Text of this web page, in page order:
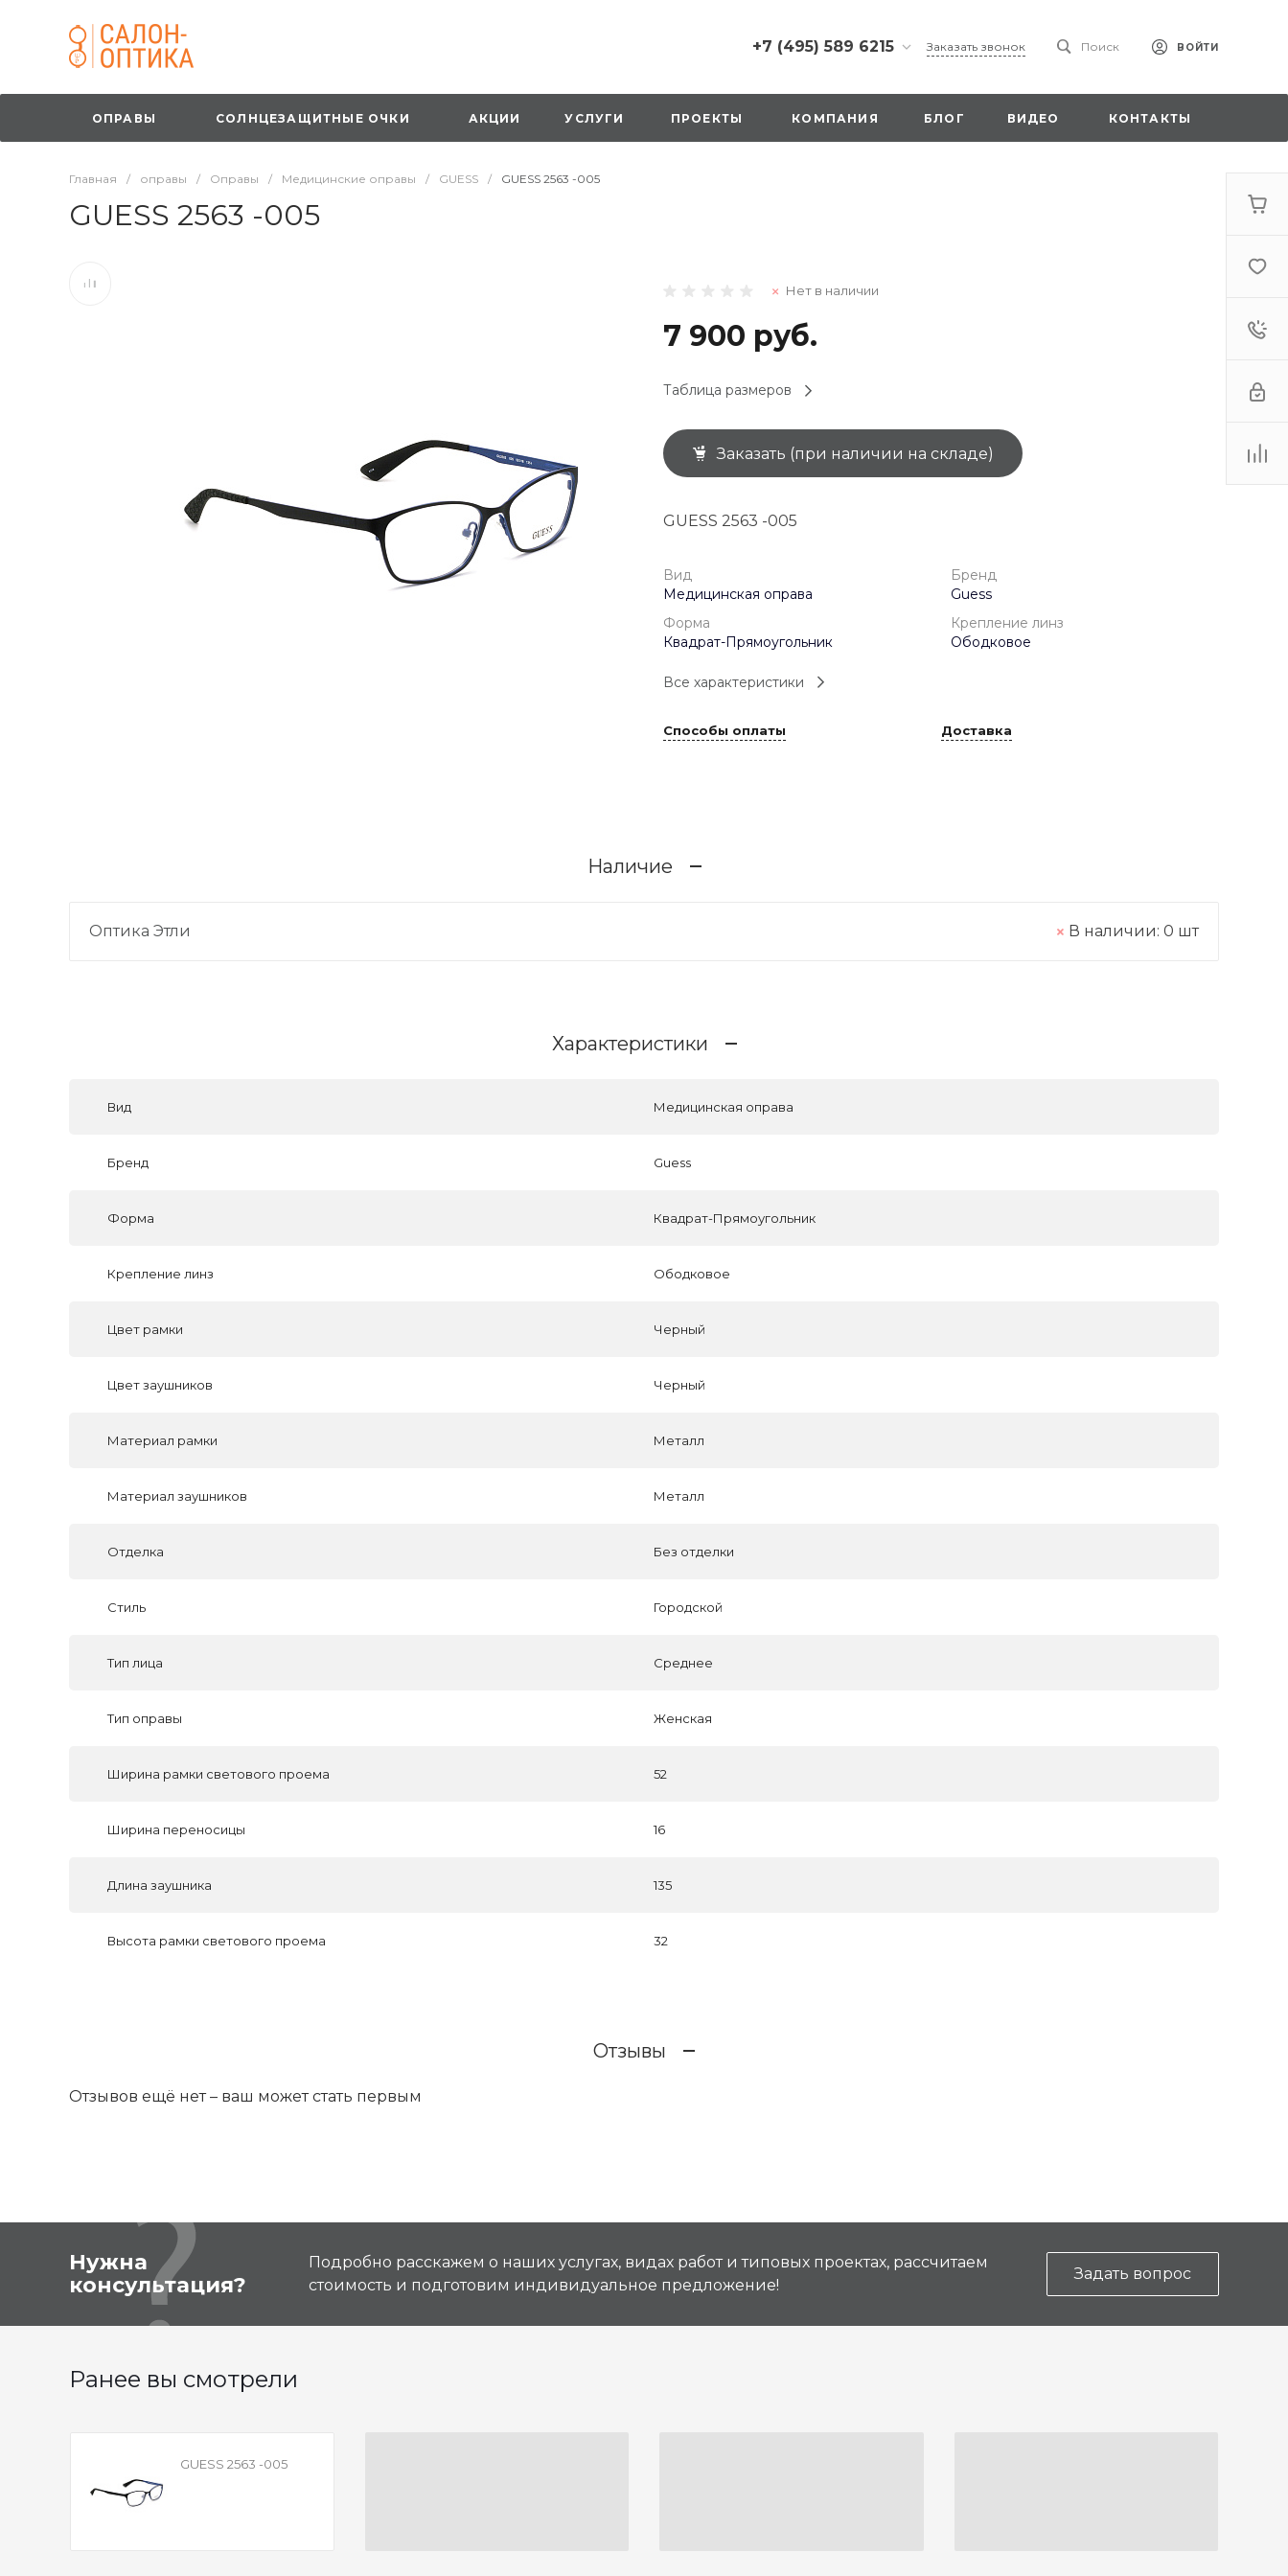
+7 (495) 589 6215
+7 (495) 589 6215
г. Москва, Русаковская
ул., д.1, вход с улицы со
стороны ТТК
г. Москва,
оранжевая вывеска
напротив «Перекрестка»
на 1 этаже
1 мая: 10:00-19:00
+7 (926) 092 4274
г. Королёв, пр-т
(0-9)
1 мая: 10:00-19:00
9 мая: 10:00-19:00
Заказать звонок Поиск ВОЙТИ
ОПРАВЫ СОЛНЦЕЗАЩИТНЫЕ ОЧКИ АКЦИИ УСЛУГИ ПРОЕКТЫ КОМПАНИЯ БЛОГ ВИДЕО КОНТАКТЫ
Главная / оправы / Оправы / Медицинские оправы / GUESS / GUESS 2563 -005
GUESS 2563 -005
Нет в наличии
7 900 руб.
Таблица размеров
Заказать (при наличии на складе)
GUESS 2563 -005
Вид
Медицинская оправа
Бренд
Guess
Форма
Квадрат-Прямоугольник
Крепление линз
Ободковое
Все характеристики
Способы оплаты Доставка
Наличие
Оптика Этли В наличии: 0 шт
Характеристики
Вид Медицинская оправа
Бренд Guess
Форма Квадрат-Прямоугольник
Крепление линз Ободковое
Цвет рамки Черный
Цвет заушников Черный
Материал рамки Металл
Материал заушников Металл
Отделка Без отделки
Стиль Городской
Тип лица Среднее
Тип оправы Женская
Ширина рамки светового проема 52
Ширина переносицы 16
Длина заушника 135
Высота рамки светового проема 32
Отзывы
Отзывов ещё нет – ваш может стать первым
Нужна
консультация?
Подробно расскажем о наших услугах, видах работ и типовых проектах, рассчитаем
стоимость и подготовим индивидуальное предложение!
Задать вопрос
Ранее вы смотрели
GUESS 2563 -005